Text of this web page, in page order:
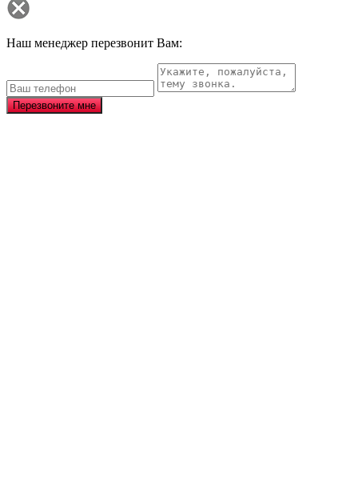
Наш менеджер перезвонит Вам:
Перезвоните мне